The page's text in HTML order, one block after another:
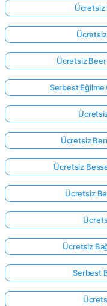
Ücretsiz
Ücretsiz
Serbest Eğilme
Ücretsiz
Ücretsiz
Ücretsiz
Ücretsiz
Serbest